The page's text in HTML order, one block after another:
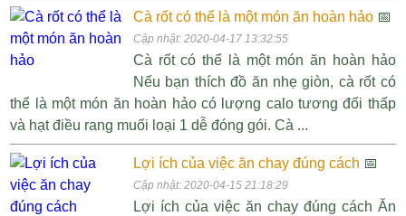
Cà rốt có thể là một món ăn hoàn hảo📅
Cập nhật: 2020-04-17 13:32:55
Cà rốt có thể là một món ăn hoàn hảo
Nếu bạn thích đồ ăn nhẹ giòn, cà rốt có
thể là một món ăn hoàn hảo có lượng calo tương đối thấp
và hạt điều rang muối loại 1 dễ đóng gói. Cà ...
Lợi ích của việc ăn chay đúng cách 📅
Cập nhật: 2020-04-15 21:18:29
Lợi ích của việc ăn chay đúng cách Ăn